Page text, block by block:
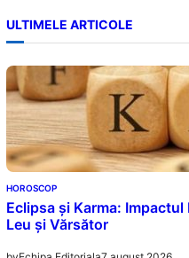
ULTIMELE ARTICOLE
HOROSCOP
Eclipsa și Karma:
Leu și Vărsător